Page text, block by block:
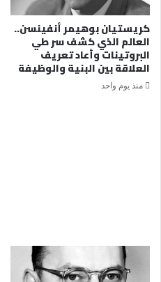
كريستيان بوهيمر أنفينسن..
العالم الذي كشف سر طي
البروتينات وأعاد تعريف
العلاقة بين البنية والوظيفة
منذ يوم واحد